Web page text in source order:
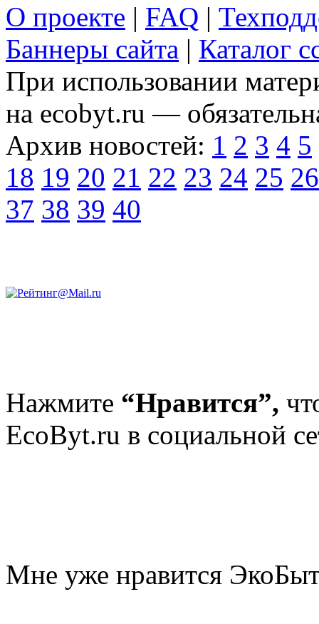
О проекте | FAQ |
Баннеры сайта | Каталог
При использовании
на ecobyt.ru —
Архив новостей: 1 2 3 4 5
18 19 20 21 22 23 24 25 26
37 38 39 40
Нажмите “Нравится”,
EcoByt.ru в социальной
Мне уже нравится